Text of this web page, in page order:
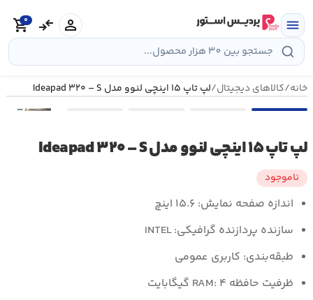
به
محتوا
menu
person
compare_arrows
shopping_cart
0
خانه/کالاهای دیجیتال/لپ تاپ ۱۵ اینچی لنوو مدل Ideapad ۳۲۰ – S
•••
لپ تاپ ۱۵ اینچی لنوو مدل Ideapad ۳۲۰ – S
ناموجود
اندازه صفحه نمایش: ۱۵.۶ اینچ
سازنده پردازنده گرافیکی:
طبقه‌بندی: کاربری عمومی
ظرفیت حافظه RAM: ۴ گیگابایت